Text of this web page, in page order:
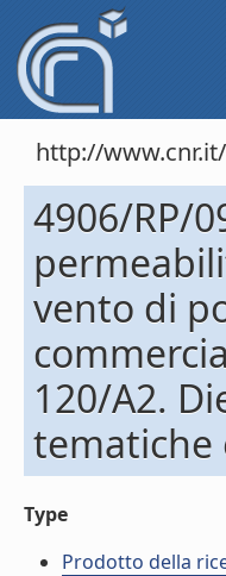
http://
4906/RP/
vento di
120/A2.
Type
Prodotto della